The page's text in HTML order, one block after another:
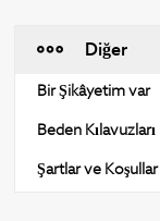
Diğer
Bir Şikâyetim var
Beden Kılavuzları
Şartlar ve Koşullar